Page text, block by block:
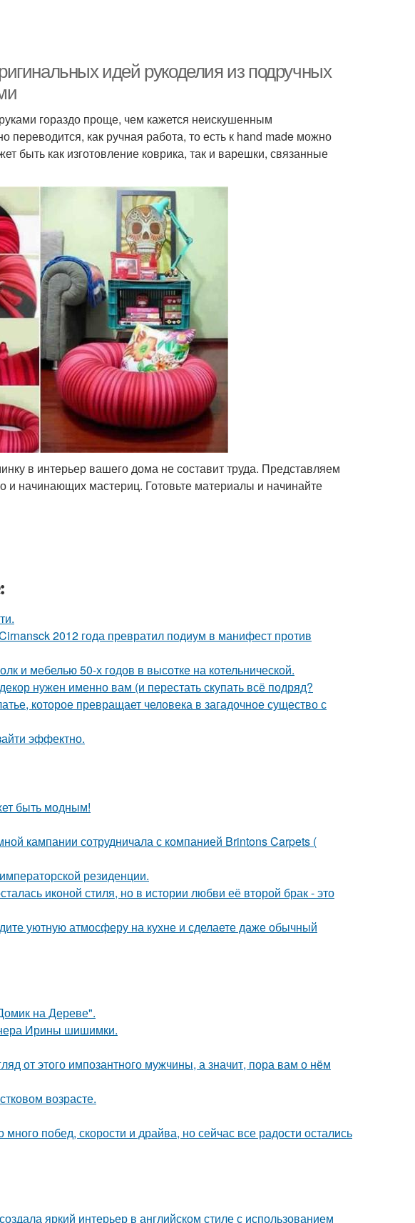
идей рукоделия из подручных
гораздо проще, чем кажется неискушенным
как ручная работа, то есть к hand made можно
быть как изготовление коврика, так и варешки, связанные
в интерьер вашего дома не составит труда. Представляем
и начинающих мастериц. Готовьте материалы и начинайте
2012 года превратил подиум в манифест против
и мебелью 50-х годов в высотке на котельнической.
нужен именно вам (и перестать скупать всё подряд?
которое превращает человека в загадочное существо с
эффектно.
быть модным!
кампании сотрудничала с компанией Brintons Carpets (
резиденции.
иконой стиля, но в истории любви её второй брак - это
уютную атмосферу на кухне и сделаете даже обычный
на Дереве".
Ирины шишимки.
от этого импозантного мужчины, а значит, пора вам о нём
возрасте.
побед, скорости и драйва, но сейчас все радости остались
яркий интерьер в английском стиле с использованием